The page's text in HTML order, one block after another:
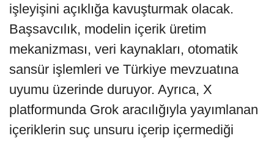
işleyişini açıklığa kavuşturmak olacak.
Başsavcılık, modelin içerik üretim
mekanizması, veri kaynakları, otomatik
sansür işlemleri ve Türkiye mevzuatına
uyumu üzerinde duruyor. Ayrıca, X
platformunda Grok aracılığıyla yayımlanan
içeriklerin suç unsuru içerip içermediği